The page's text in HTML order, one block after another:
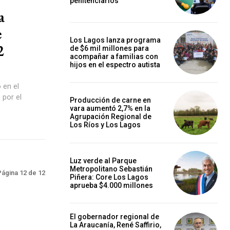
en el
por el
12 de 12
Los Lagos lanza programa
de $6 mil millones para
acompañar a familias con
hijos en el espectro autista
Producción de carne en
vara aumentó 2,7% en la
Agrupación Regional de
Los Ríos y Los Lagos
Luz verde al Parque
Metropolitano Sebastián
Piñera: Core Los Lagos
aprueba $4.000 millones
El gobernador regional de
La Araucanía, René Saffirio,